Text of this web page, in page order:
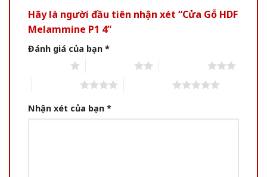
Hãy là người đầu tiên nhận xét “Cửa Gỗ HDF
Melammine P1 4”
Đánh giá của bạn *
Nhận xét của bạn *